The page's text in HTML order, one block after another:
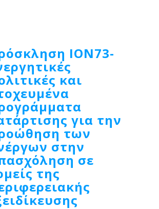
ΙΟΝ73-
και
για την
των
στην
σε
της